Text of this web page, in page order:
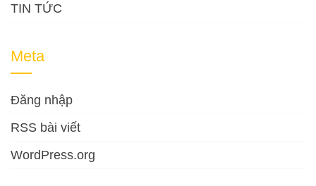
TIN TỨC
Meta
Đăng nhập
RSS bài viết
WordPress.org